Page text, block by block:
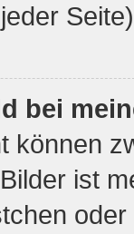
bei
können
ist